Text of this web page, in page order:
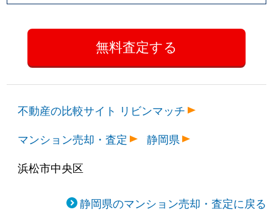
不動産の比較サイト リビンマッチ
マンション売却・査定
静岡県
浜松市中央区
静岡県のマンション売却・査定に戻る